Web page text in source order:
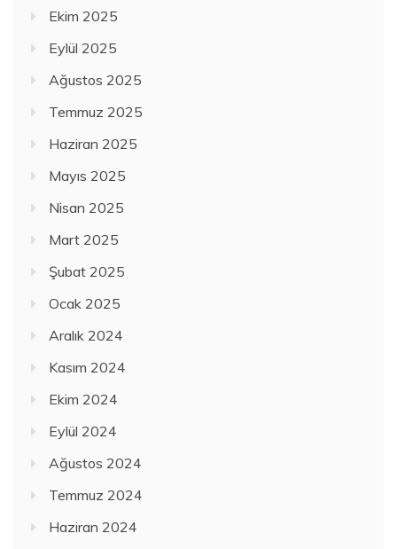
Ekim 2025
Eylül 2025
Ağustos 2025
Temmuz 2025
Haziran 2025
Mayıs 2025
Nisan 2025
Mart 2025
Şubat 2025
Ocak 2025
Aralık 2024
Kasım 2024
Ekim 2024
Eylül 2024
Ağustos 2024
Temmuz 2024
Haziran 2024